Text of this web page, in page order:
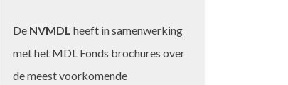
De NVMDL heeft in samenwerking
met het MDL Fonds brochures over
de meest voorkomende